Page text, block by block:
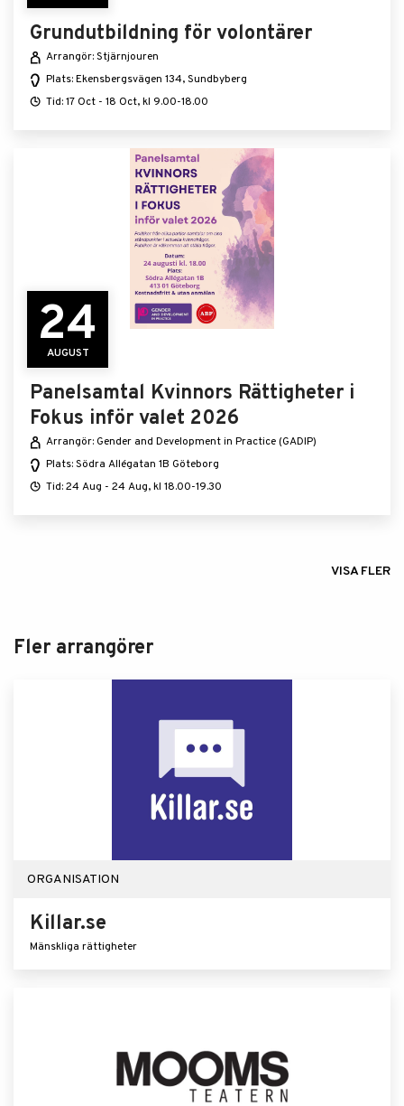
Grundutbildning för volontärer
Arrangör: Stjärnjouren
Plats: Ekensbergsvägen 134, Sundbyberg
Tid: 17 Oct - 18 Oct, kl 9.00-18.00
24
AUGUST
Panelsamtal Kvinnors Rättigheter i
Fokus inför valet 2026
Arrangör: Gender and Development in Practice (GADIP)
Plats: Södra Allégatan 1B Göteborg
Tid: 24 Aug - 24 Aug, kl 18.00-19.30
VISA FLER
Fler arrangörer
ORGANISATION
Killar.se
Mänskliga rättigheter